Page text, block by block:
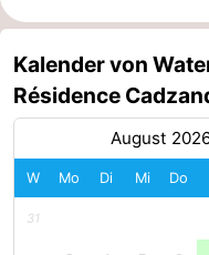
Forum
Route
Parken
Reisebuchshop
Kalender von
Résidence
August
W Mo Di Mi Do
31